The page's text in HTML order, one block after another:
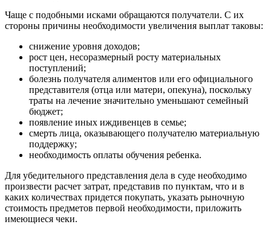
Чаще с подобными исками обращаются получатели. С их
стороны причины необходимости увеличения выплат таковы:
снижение уровня доходов;
рост цен, несоразмерный росту материальных
поступлений;
болезнь получателя алиментов или его официального
представителя (отца или матери, опекуна), поскольку
траты на лечение значительно уменьшают семейный
бюджет;
появление иных иждивенцев в семье;
смерть лица, оказывающего получателю материальную
поддержку;
необходимость оплаты обучения ребенка.
Для убедительного представления дела в суде необходимо
произвести расчет затрат, представив по пунктам, что и в
каких количествах придется покупать, указать рыночную
стоимость предметов первой необходимости, приложить
имеющиеся чеки.